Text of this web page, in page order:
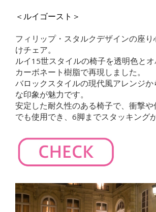
＜ルイゴースト＞
フィリップ・スタルクデザインの座
けチェア。
ルイ15世スタイルの椅子を透明色と
カーボネート樹脂で再現しました。
バロックスタイルの現代風アレンジ
な印象が魅力です。
安定した耐久性のある椅子で、衝撃
でも使用でき、6脚までスタッキング